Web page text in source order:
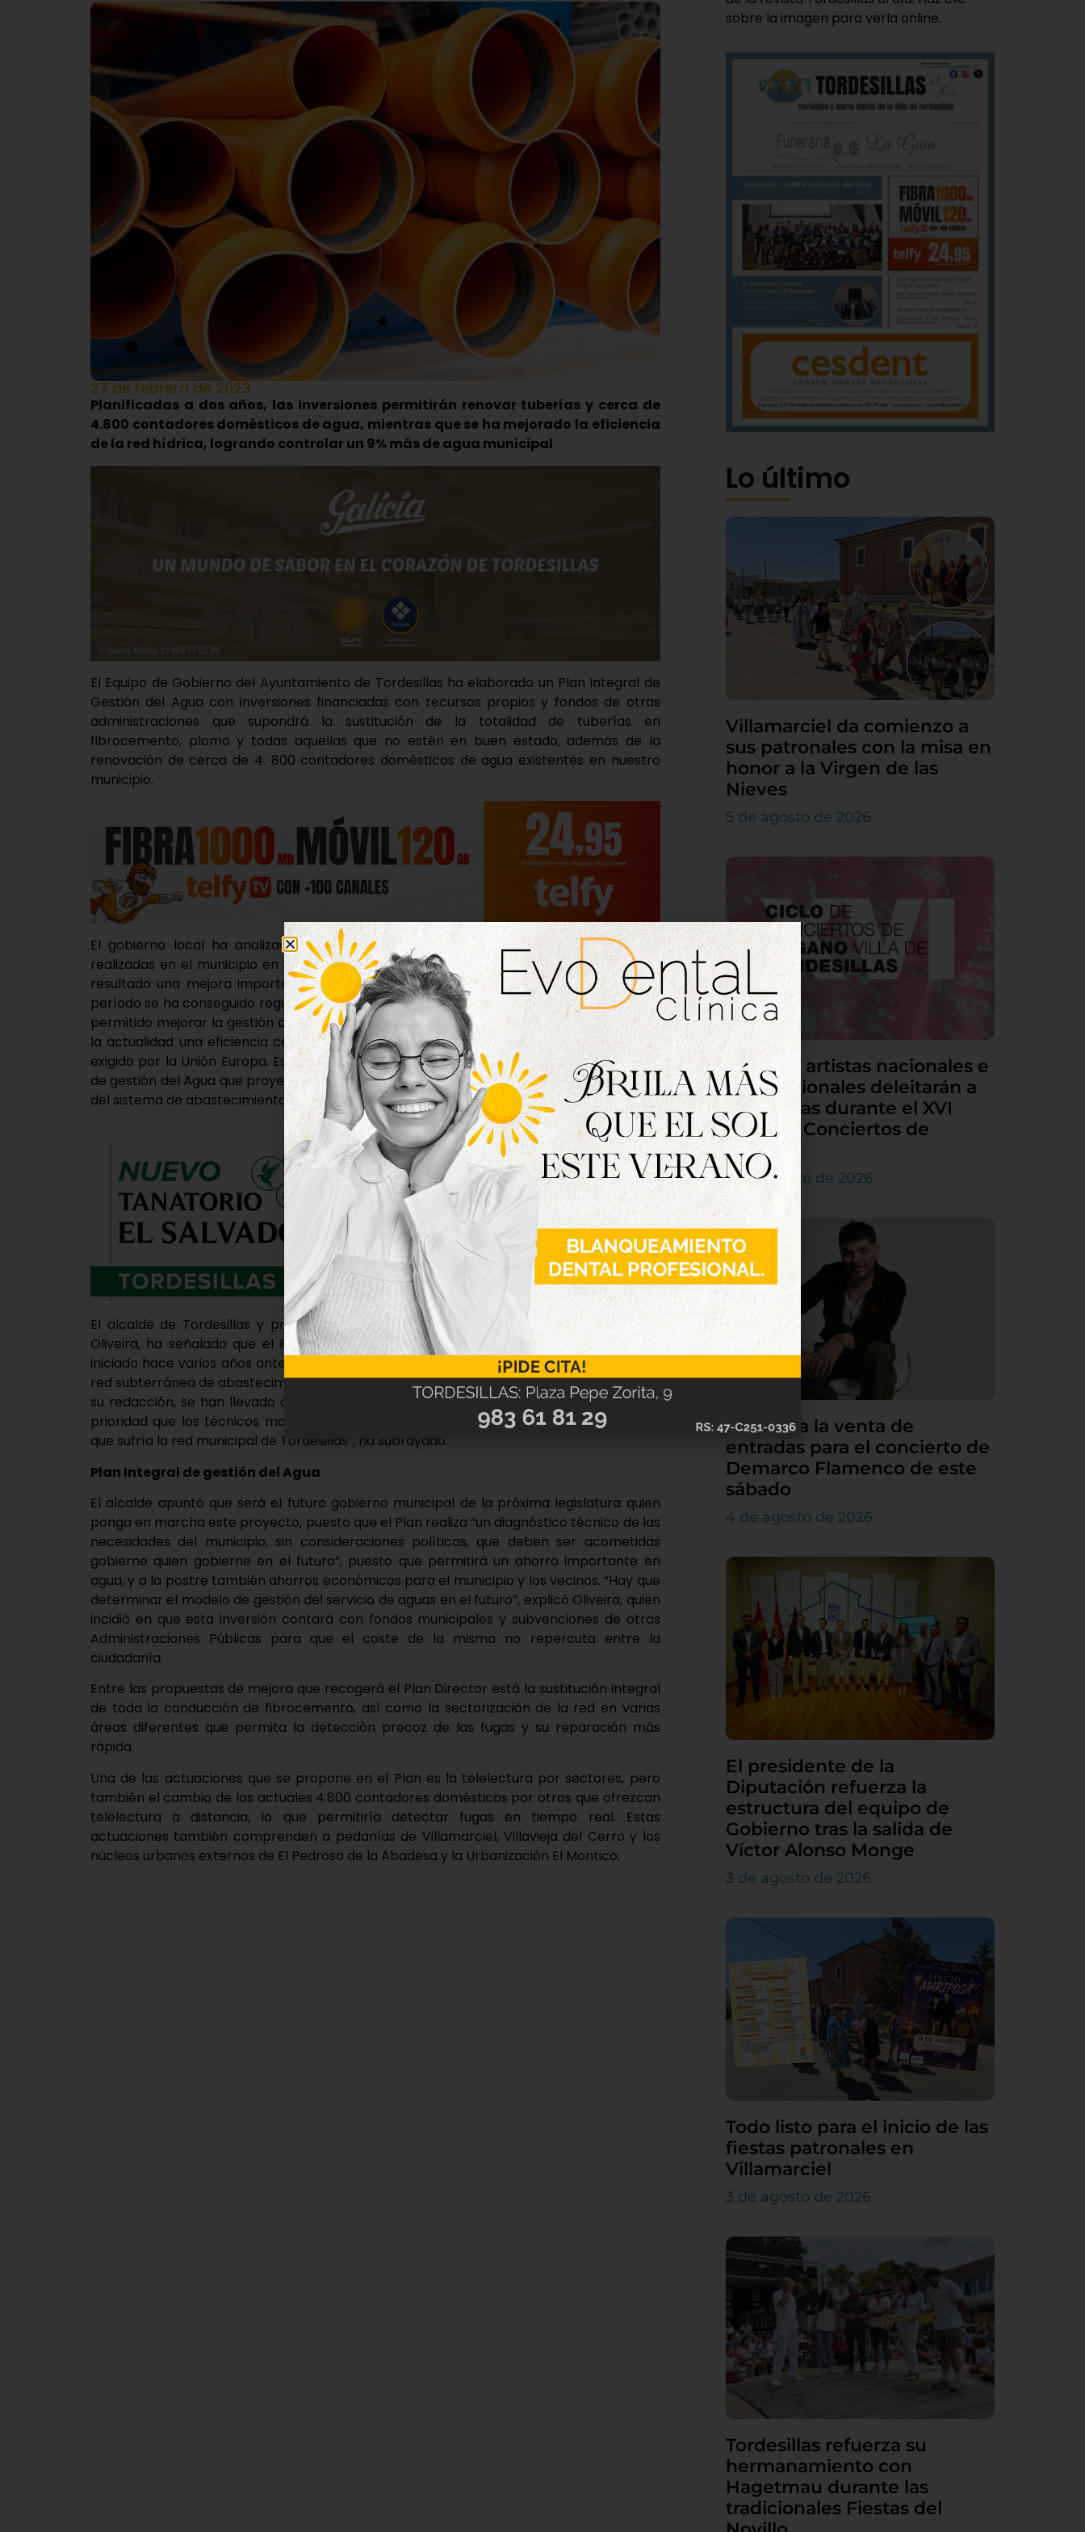
27 de febrero de 2023
Planificadas a dos años, las inversiones permitirán renovar tuberías y cerca de
4.800 contadores domésticos de agua, mientras que se ha mejorado la eficiencia
de la red hídrica, logrando controlar un 9% más de agua municipal
El Equipo de Gobierno del Ayuntamiento de Tordesillas ha elaborado un Plan Integral de
Gestión del Agua con inversiones financiadas con recursos propios y fondos de otras
administraciones que supondrá la sustitución de la totalidad de tuberías en
fibrocemento, plomo y todas aquellas que no estén en buen estado, además de la
renovación de cerca de 4. 800 contadores domésticos de agua existentes en nuestro
municipio.
El gobierno local ha analizado este viernes el resultado de las últimas actuaciones
realizadas en el municipio en materia de ahorro y eficiencia hídrica, que ha dado como
resultado una mejora importante en estos últimos cuatro años. En concreto, en este
período se ha conseguido regularizar y controlar un 9% más del agua municipal, lo que ha
permitido mejorar la gestión del servicio. No obstante, la red de abastecimiento tiene en
la actualidad una eficiencia cercana al 56,80 %, una cifra muy por debajo del estándar
exigido por la Unión Europa. Esto es lo que ha motivado la redacción de un Plan Integral
de gestión del Agua que proyecta una inversión muy importante para la renovación total
del sistema de abastecimiento, saneamiento y pluviales en un horizonte de dos años.
El alcalde de Tordesillas y presidente de la Mancomunidad Vega Duero, Miguel Ángel
Oliveira, ha señalado que el Plan Integral de gestión del agua “es fruto de un trabajo
iniciado hace varios años ante la situación de preocupación por el estado de salud de la
red subterránea de abastecimiento y saneamiento. Al mismo tiempo que ahora iniciamos
su redacción, se han llevado a cabo numerosas obras de urbanización con el orden de
prioridad que los técnicos marcaron y que venían a paliar los problemas más severos
que sufría la red municipal de Tordesillas”, ha subrayado.
Plan Integral de gestión del Agua
El alcalde apuntó que será el futuro gobierno municipal de la próxima legislatura quien
ponga en marcha este proyecto, puesto que el Plan realiza “un diagnóstico técnico de las
necesidades del municipio, sin consideraciones políticas, que deben ser acometidas
gobierne quien gobierne en el futuro”, puesto que permitirá un ahorro importante en
agua, y a la postre también ahorros económicos para el municipio y los vecinos. “Hay que
determinar el modelo de gestión del servicio de aguas en el futuro”, explicó Oliveira, quien
incidió en que esta inversión contará con fondos municipales y subvenciones de otras
Administraciones Públicas para que el coste de la misma no repercuta entre la
ciudadanía.
Entre las propuestas de mejora que recogerá el Plan Director está la sustitución integral
de toda la conducción de fibrocemento, así como la sectorización de la red en varias
áreas diferentes que permita la detección precoz de las fugas y su reparación más
rápida.
Una de las actuaciones que se propone en el Plan es la telelectura por sectores, pero
también el cambio de los actuales 4.800 contadores domésticos por otros que ofrezcan
telelectura a distancia, lo que permitiría detectar fugas en tiempo real. Estas
actuaciones también comprenden a pedanías de Villamarciel, Villavieja del Cerro y los
núcleos urbanos externos de El Pedroso de la Abadesa y la Urbanización El Montico.
sobre la imagen para verla online.
Lo último
Villamarciel da comienzo a
sus patronales con la misa en
honor a la Virgen de las
Nieves
5 de agosto de 2026
Grandes artistas nacionales e
internacionales deleitarán a
Tordesillas durante el XVI
Ciclo de Conciertos de
Órgano
4 de agosto de 2026
Continúa la venta de
entradas para el concierto de
Demarco Flamenco de este
sábado
4 de agosto de 2026
El presidente de la
Diputación refuerza la
estructura del equipo de
Gobierno tras la salida de
Víctor Alonso Monge
3 de agosto de 2026
Todo listo para el inicio de las
fiestas patronales en
Villamarciel
3 de agosto de 2026
Tordesillas refuerza su
hermanamiento con
Hagetmau durante las
tradicionales Fiestas del